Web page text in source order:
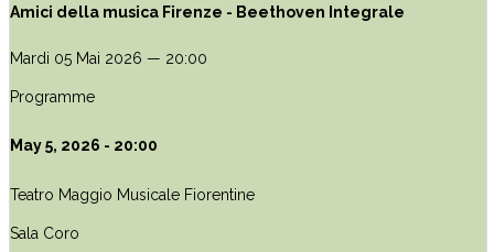
Amici della musica Firenze - Beethoven Integrale
Mardi 05 Mai 2026 — 20:00
Programme
May 5, 2026 - 20:00
Teatro Maggio Musicale Fiorentine
Sala Coro